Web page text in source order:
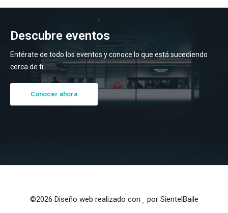
Descubre eventos
Entérate de todo los eventos y conoce lo que está sucediendo
cerca de ti.
Conocer ahora
©2026 Diseño web realizado con por SientelBaile